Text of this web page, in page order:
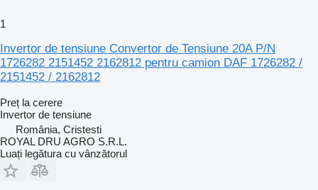
1
Invertor de tensiune Convertor de Tensiune 20A P/N
1726282 2151452 2162812 pentru camion DAF 1726282 /
2151452 / 2162812
Preț la cerere
Invertor de tensiune
România, Cristesti
ROYAL DRU AGRO S.R.L.
Luați legătura cu vânzătorul